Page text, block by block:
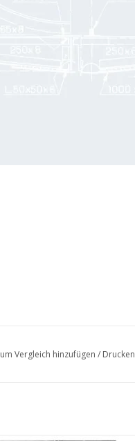
Vergleich hinzufügen / Drucken